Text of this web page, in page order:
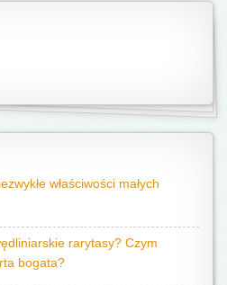
właściwości małych
rarytasy? Czym
bogata?